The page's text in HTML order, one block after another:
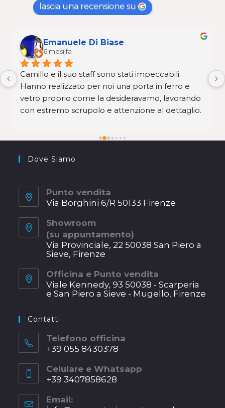
lascia una recensione su
Emanuele Di Biase
6 mesi fa
Camillo e il suo staff sono stati impeccabili.
Hanno realizzato per noi una porta in ferro e
vetro proprio come la desideravamo, lavorando
con estremo scrupolo e attenzione al dettaglio.
pareti fuori squadro e alle nostre richieste molto
maestria, consegnando un lavoro eccezionale in
Dove Siamo
Punto vendita
Via Borghini 6/R 50133 Firenze
in
a
new
tab
Showroom
(su appuntamento)
Via Provinciale, 22 50038 San Piero a
Sieve, Firenze
in
a
new
Officina e Punto vendita
Viale Kennedy, 93 50038 - Scarperia
e San Piero a Sieve - Mugello, Firenze
new
tab
Contatti
Telefono officina
+39 055 8430378
in
your
Celulare e Whatsapp
+39 3407858628
in
Email: